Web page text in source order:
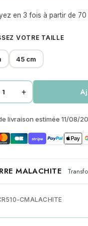
en 3 fois à partir de
VOTRE TAILLE
45 cm
+
livraison estimée 11/08/
stripe
MALACHITE
CMALACHITE